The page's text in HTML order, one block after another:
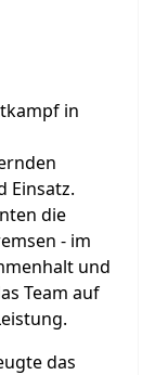
in
Einsatz.
die
- im
und
Team auf
das